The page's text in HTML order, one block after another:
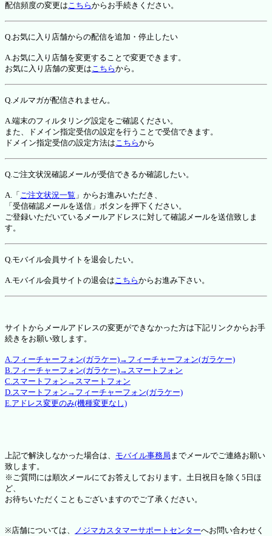
配信頻度の変更はこちらからお手続きください。
Q.お気に入り店舗からの配信を追加・停止したい
A.お気に入り店舗を変更することで変更できます。
お気に入り店舗の変更はこちらから。
Q.メルマガが配信されません。
A.端末のフィルタリング設定をご確認ください。
また、ドメイン指定受信の設定を行うことで受信できます。
ドメイン指定受信の設定方法はこちらから
Q.ご注文状況確認メールが受信できるか確認したい。
A.「 ご注文状況一覧 」からお進みいただき、
「受信確認メールを送信」ボタンを押下ください。
ご登録いただいているメールアドレスに対して確認メールを送信致しま
す。
Q.モバイル会員サイトを退会したい。
A.モバイル会員サイトの退会はこちらからお進み下さい。
サイトからメールアドレスの変更ができなかった方は下記リンクからお手
続きをお願い致します。
A.フィーチャーフォン(ガラケー)→フィーチャーフォン(ガラケー)
B.フィーチャーフォン(ガラケー)→スマートフォン
C.スマートフォン→スマートフォン
D.スマートフォン→フィーチャーフォン(ガラケー)
E.アドレス変更のみ(機種変更なし)
上記で解決しなかった場合は、 モバイル事務局 までメールでご連絡お願い
致します。
※ご質問には順次メールにてお答えしております。土日祝日を除く5日ほ
ど、
お待ちいただくこともございますのでご了承ください。
※店舗については、 ノジマカスタマーサポートセンターへお問い合わせく